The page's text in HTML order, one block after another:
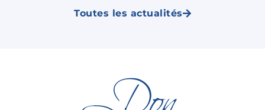
Toutes les actualités